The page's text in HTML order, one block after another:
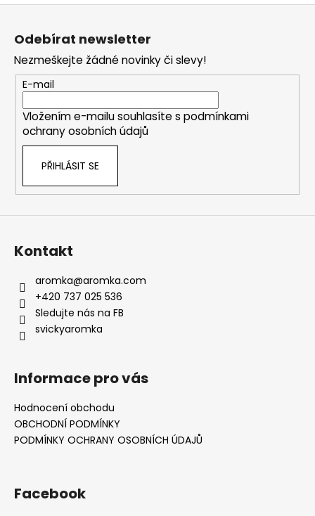
Z
Odebírat newsletter
Nezmeškejte žádné novinky či slevy!
E-mail
Vložením e-mailu souhlasíte s podmínkami
ochrany osobních údajů
PŘIHLÁSIT SE
Kontakt
aromka@aromka.com
+420 737 025 536
Sledujte nás na FB
svickyaromka
Informace pro vás
Hodnocení obchodu
OBCHODNÍ PODMÍNKY
PODMÍNKY OCHRANY OSOBNÍCH ÚDAJŮ
Facebook